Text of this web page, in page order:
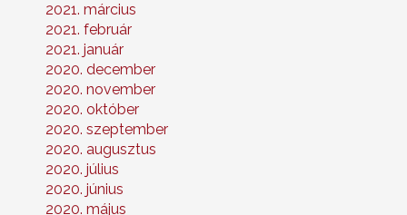
2021. március
2021. február
2021. január
2020. december
2020. november
2020. október
2020. szeptember
2020. augusztus
2020. július
2020. június
2020. május